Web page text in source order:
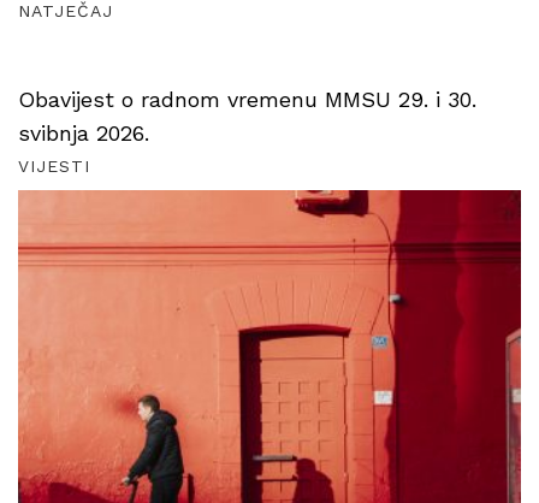
NATJEČAJ
Obavijest o radnom vremenu MMSU 29. i 30.
svibnja 2026.
VIJESTI